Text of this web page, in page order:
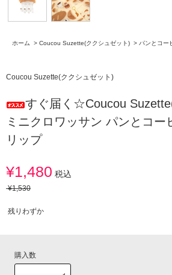
ホーム > Coucou Suzette(ククシュゼット) > パンとコー
Coucou Suzette(ククシュゼット)
すぐ届く☆Coucou
ミニクロワッサン パンとコー
リップ
¥1,480 税込
¥1,530
残りわずか
購入数